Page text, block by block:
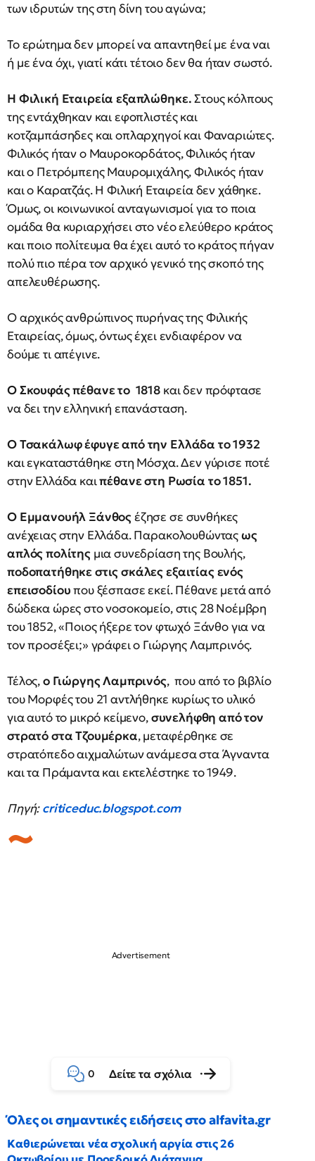
των ιδρυτών της στη δίνη του αγώνα;
Το ερώτημα δεν μπορεί να απαντηθεί με ένα ναι
ή με ένα όχι, γιατί κάτι τέτοιο δεν θα ήταν σωστό.
Η Φιλική Εταιρεία εξαπλώθηκε.Στους κόλπους
της εντάχθηκαν και εφοπλιστές και
κοτζαμπάσηδες και οπλαρχηγοί και Φαναριώτες.
Φιλικός ήταν ο Μαυροκορδάτος, Φιλικός ήταν
και ο Πετρόμπεης Μαυρομιχάλης, Φιλικός ήταν
και ο Καρατζάς. Η Φιλική Εταιρεία δεν χάθηκε.
Όμως, οι κοινωνικοί ανταγωνισμοί για το ποια
ομάδα θα κυριαρχήσει στο νέο ελεύθερο κράτος
και ποιο πολίτευμα θα έχει αυτό το κράτος πήγαν
πολύ πιο πέρα τον αρχικό γενικό της σκοπό της
απελευθέρωσης.
Ο αρχικός ανθρώπινος πυρήνας της Φιλικής
Εταιρείας, όμως, όντως έχει ενδιαφέρον να
δούμε τι απέγινε.
Ο Σκουφάς πέθανε το 1818 και δεν πρόφτασε
να δει την ελληνική επανάσταση.
Ο Τσακάλωφ έφυγε από την Ελλάδα το 1932
και εγκαταστάθηκε στη Μόσχα. Δεν γύρισε ποτέ
στην Ελλάδα καιπέθανε στη Ρωσία το 1851.
Ο Εμμανουήλ Ξάνθοςέζησε σε συνθήκες
ανέχειας στην Ελλάδα. Παρακολουθώνταςως
απλός πολίτηςμια συνεδρίαση της Βουλής,
ποδοπατήθηκε στις σκάλες εξαιτίας ενός
επεισοδίουπου ξέσπασε εκεί. Πέθανε μετά από
δώδεκα ώρες στο νοσοκομείο, στις 28 Νοέμβρη
του 1852, «Ποιος ήξερε τον φτωχό Ξάνθο για να
τον προσέξει;» γράφει ο Γιώργης Λαμπρινός.
Τέλος,ο Γιώργης Λαμπρινός, που από το βιβλίο
του Μορφές του 21 αντλήθηκε κυρίως το υλικό
για αυτό το μικρό κείμενο,συνελήφθη από τον
στρατό στα Τζουμέρκα, μεταφέρθηκε σε
στρατόπεδο αιχμαλώτων ανάμεσα στα Άγναντα
και τα Πράμαντα και εκτελέστηκε το 1949.
Πηγή:criticeduc.blogspot.com
0 Δείτε τα σχόλια
Όλες οι σημαντικές ειδήσεις στο alfavita.gr
Καθιερώνεται νέα σχολική αργία στις 26